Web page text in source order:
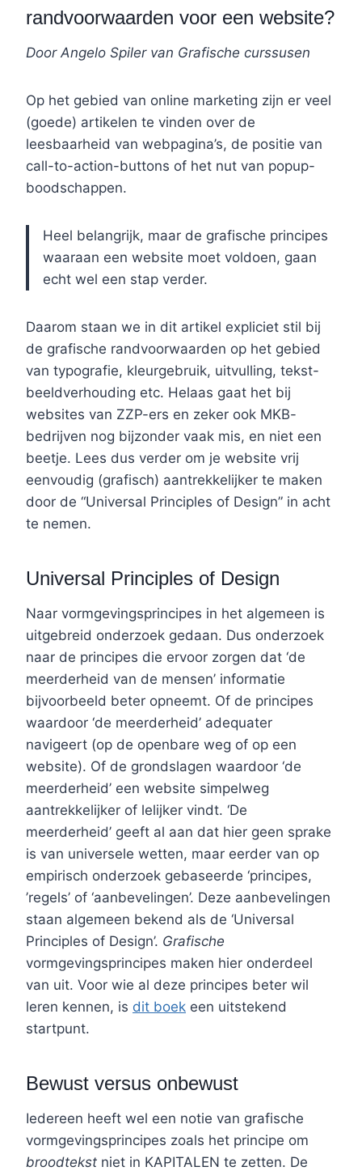
randvoorwaarden voor een website?
Door Angelo Spiler van Grafische curssusen
Op het gebied van online marketing zijn er veel
(goede) artikelen te vinden over de
leesbaarheid van webpagina’s, de positie van
call-to-action-buttons of het nut van popup-
boodschappen.
Heel belangrijk, maar de grafische principes
waaraan een website moet voldoen, gaan
echt wel een stap verder.
Daarom staan we in dit artikel expliciet stil bij
de grafische randvoorwaarden op het gebied
van typografie, kleurgebruik, uitvulling, tekst-
beeldverhouding etc. Helaas gaat het bij
websites van ZZP-ers en zeker ook MKB-
bedrijven nog bijzonder vaak mis, en niet een
beetje. Lees dus verder om je website vrij
eenvoudig (grafisch) aantrekkelijker te maken
door de “Universal Principles of Design” in acht
te nemen.
Universal Principles of Design
Naar vormgevingsprincipes in het algemeen is
uitgebreid onderzoek gedaan. Dus onderzoek
naar de principes die ervoor zorgen dat ‘de
meerderheid van de mensen’ informatie
bijvoorbeeld beter opneemt. Of de principes
waardoor ‘de meerderheid’ adequater
navigeert (op de openbare weg of op een
website). Of de grondslagen waardoor ‘de
meerderheid’ een website simpelweg
aantrekkelijker of lelijker vindt. ‘De
meerderheid’ geeft al aan dat hier geen sprake
is van universele wetten, maar eerder van op
empirisch onderzoek gebaseerde ‘principes,
’regels’ of ‘aanbevelingen’. Deze aanbevelingen
staan algemeen bekend als de ‘Universal
Principles of Design’. Grafische
vormgevingsprincipes maken hier onderdeel
van uit. Voor wie al deze principes beter wil
leren kennen, is dit boek een uitstekend
startpunt.
Bewust versus onbewust
Iedereen heeft wel een notie van grafische
vormgevingsprincipes zoals het principe om
broodtekst niet in KAPITALEN te zetten. De